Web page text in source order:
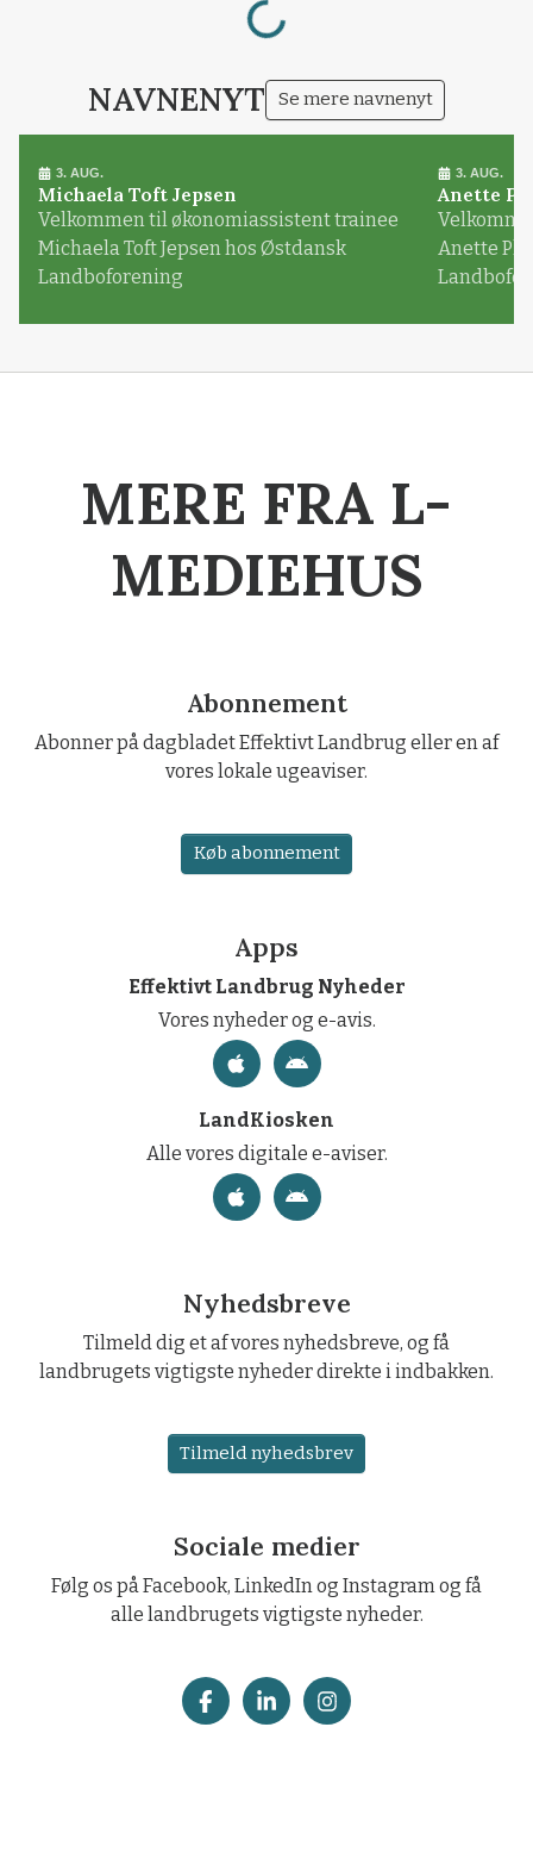
NAVNENYT Se mere navnenyt
3. AUG.
Michaela Toft Jepsen
Velkommen til økonomiassistent trainee
Michaela Toft Jepsen hos Østdansk
Landboforening
3. AUG.
Anette
Anette
MERE FRA L-
MEDIEHUS
Abonnement
Abonner på dagbladet Effektivt Landbrug eller en af
vores lokale ugeaviser.
Køb abonnement
Apps
Effektivt Landbrug Nyheder
Vores nyheder og e-avis.
LandKiosken
Alle vores digitale e-aviser.
Nyhedsbreve
Tilmeld dig et af vores nyhedsbreve, og få
landbrugets vigtigste nyheder direkte i indbakken.
Tilmeld nyhedsbrev
Sociale medier
Følg os på Facebook, LinkedIn og Instagram og få
alle landbrugets vigtigste nyheder.